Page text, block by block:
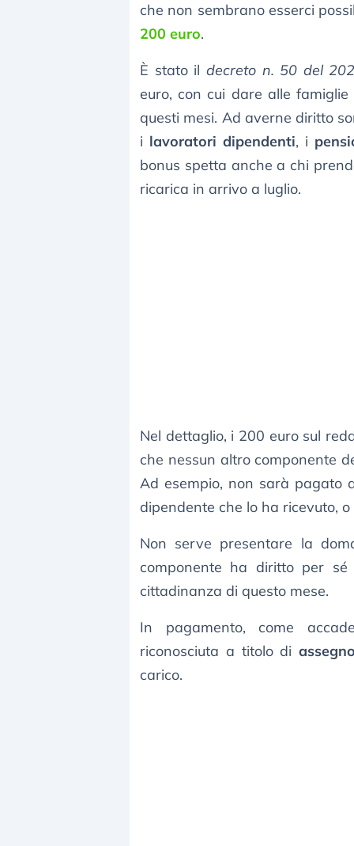
che non sembrano esserci
200 euro.
È stato il decreto n. 50 del
euro, con cui dare alle
questi mesi. Ad averne diritto
i lavoratori dipendenti, i
bonus spetta anche a chi
ricarica in arrivo a luglio.
Nel dettaglio, i 200 euro sul
che nessun altro componente
Ad esempio, non sarà pagato
dipendente che lo ha ricevuto,
Non serve presentare la
componente ha diritto per
cittadinanza di questo mese.
In pagamento, come
riconosciuta a titolo di
carico.